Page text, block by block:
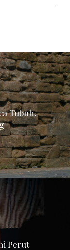
Tubuh,
Perut